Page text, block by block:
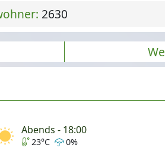
2630
Abends - 18:00
23°C 0%